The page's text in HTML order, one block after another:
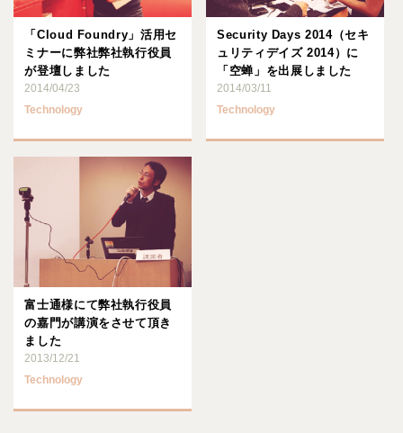
「Cloud Foundry」活用セ
ミナーに弊社弊社執行役員
が登壇しました
2014/04/23
Technology
Security Days 2014（セキ
ュリティデイズ 2014）に
「空蝉」を出展しました
2014/03/11
Technology
富士通様にて弊社執行役員
の嘉門が講演をさせて頂き
ました
2013/12/21
Technology